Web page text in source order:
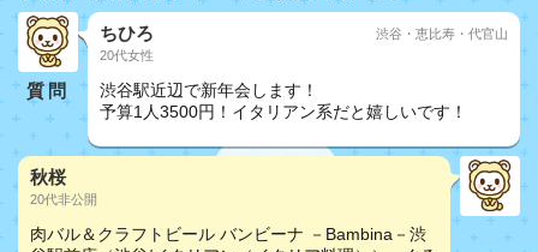
質問
ちひろ
20代女性
渋谷・恵比寿・代官山
渋谷駅近辺で新年会します！
予算1人3500円！イタリアン系だと嬉しいです！
秋桜
20代非公開
肉バル＆クラフトビール バンビーナ －Bambina－渋